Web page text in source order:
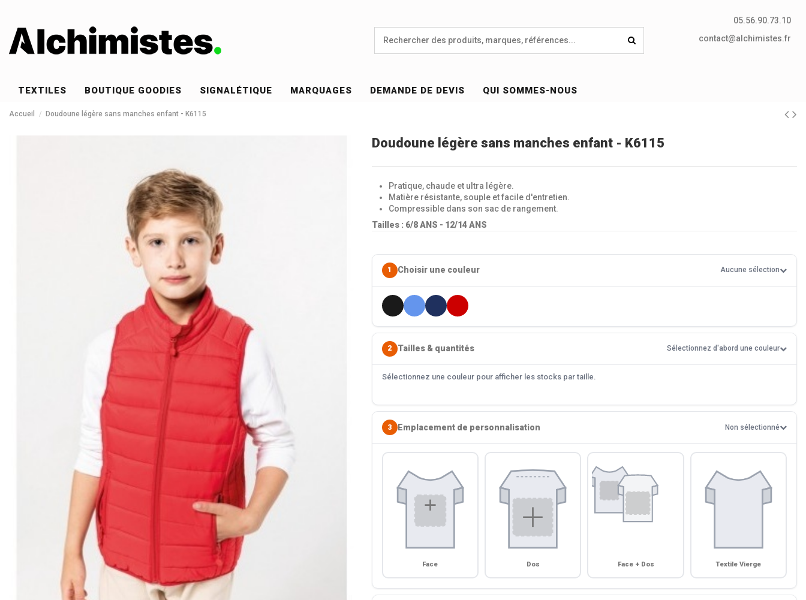
05.56.90.73.10
contact@alchimistes.fr
TEXTILES BOUTIQUE GOODIES SIGNALÉTIQUE MARQUAGES DEMANDE DE DEVIS QUI SOMMES-NOUS
Accueil Doudoune légère sans manches enfant - K6115
Doudoune légère sans manches enfant - K6115
Pratique, chaude et ultra légère.
Matière résistante, souple et facile d'entretien.
Compressible dans son sac de rangement.
Tailles : 6/8 ANS - 12/14 ANS
1 Choisir une couleur Aucune sélection
2 Tailles & quantités Sélectionnez d'abord une couleur
Sélectionnez une couleur pour afficher les stocks par taille.
3 Emplacement de personnalisation Non sélectionné
Face Dos Face + Dos Textile Vierge